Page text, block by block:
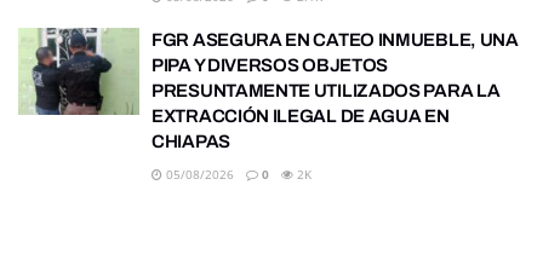
FGR ASEGURA EN CATEO INMUEBLE, UNA
PIPA Y DIVERSOS OBJETOS
PRESUNTAMENTE UTILIZADOS PARA LA
EXTRACCIÓN ILEGAL DE AGUA EN
CHIAPAS
05/08/2026 0 2K